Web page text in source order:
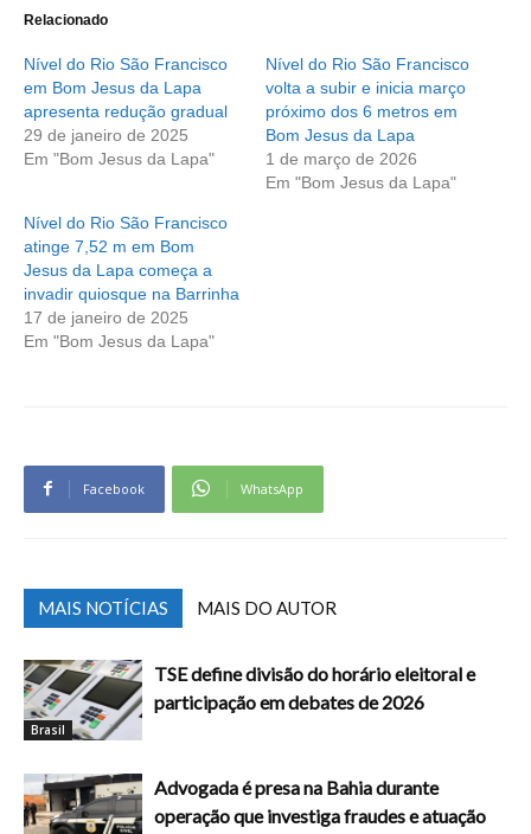
Relacionado
Nível do Rio São Francisco
em Bom Jesus da Lapa
apresenta redução gradual
29 de janeiro de 2025
Em "Bom Jesus da Lapa"
Nível do Rio São Francisco
volta a subir e inicia março
próximo dos 6 metros em
Bom Jesus da Lapa
1 de março de 2026
Em "Bom Jesus da Lapa"
Nível do Rio São Francisco
atinge 7,52 m em Bom
Jesus da Lapa começa a
invadir quiosque na Barrinha
17 de janeiro de 2025
Em "Bom Jesus da Lapa"
Facebook WhatsApp
MAIS NOTÍCIAS MAIS DO AUTOR
Brasil
TSE define divisão do horário eleitoral e
participação em debates de 2026
Advogada é presa na Bahia durante
operação que investiga fraudes e atuação